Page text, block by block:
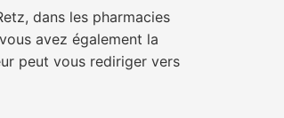
dans les pharmacies
avez également la
peut vous rediriger vers